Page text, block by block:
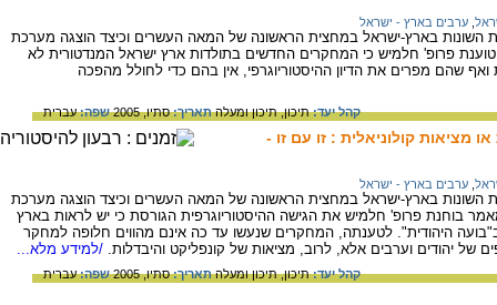
ערבים בארץ - ישראל
השונות בארץ-ישראל במחצית הראשונה של המאה העשרים וכיצד הוצגה מערכת
טוענת פרופ' חלמיש כי המחקרים החדשים בתולדות ארץ ישראל המנדטורית לא
שהם מפרים את הדיון ההיסטוריוגרפי, אין בהם כדי לחולל מהפכה
קהל יעד:תיכון,תיכון ומעלהתאריך:סתיו, 2005 שפה:עברית
מציאות קולוניאלית : זו עם זו -
ערבים בארץ - ישראל
השונות בארץ-ישראל במחצית הראשונה של המאה העשרים וכיצד הוצגה מערכת
בוחנת פרופ' חלמיש את הגישה ההיסטוריוגרפית הגורסת כי יש לראות בארץ
היהודית". לטענתה, המחקרים שנעשו עד כה אינם מהווים חלופה למחקר
של יהודים וערבים אלא, לרוב, מציאות של קונפליקט והיבדלות. /למידע מלא...
קהל יעד:תיכון,תיכון ומעלהתאריך:סתיו, 2005 שפה:עברית